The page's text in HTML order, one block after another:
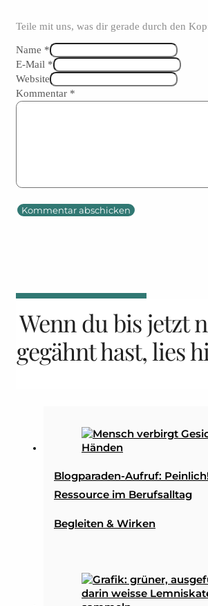
Teile mit uns, was dir gerade durch den
Name *
E-Mail *
Website
Kommentar *
Wenn du bis jetzt
gegähnt hast, lies
Blogparaden-Aufruf:
Ressource im Berufsalltag
Begleiten & Wirken